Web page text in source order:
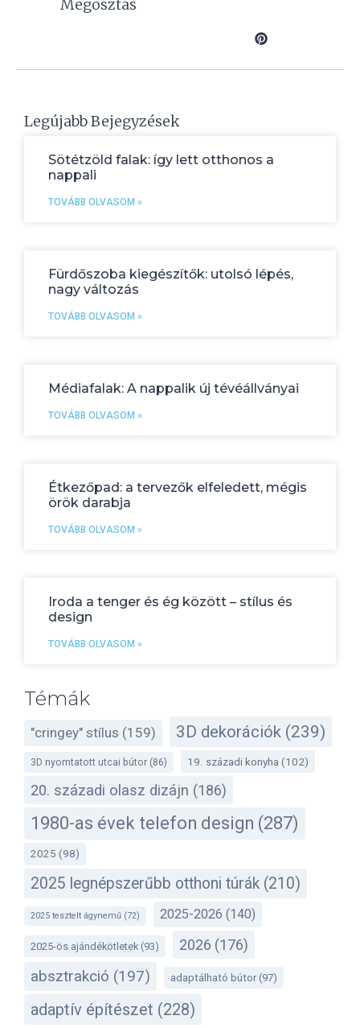
Megosztás
Legújabb Bejegyzések
Sötétzöld falak: így lett otthonos a
nappali
TOVÁBB OLVASOM »
Fürdőszoba kiegészítők: utolsó lépés,
nagy változás
TOVÁBB OLVASOM »
Médiafalak: A nappalik új tévéállványai
TOVÁBB OLVASOM »
Étkezőpad: a tervezők elfeledett, mégis
örök darabja
TOVÁBB OLVASOM »
Iroda a tenger és ég között – stílus és
design
TOVÁBB OLVASOM »
Témák
"cringey" stílus (159) 3D dekorációk (239)
3D nyomtatott utcai bútor (86) 19. századi konyha (102)
20. századi olasz dizájn (186)
1980-as évek telefon design (287)
2025 (98)
2025 legnépszerűbb otthoni túrák (210)
2025 tesztelt ágynemű (72) 2025-2026 (140)
2025-ös ajándékötletek (93) 2026 (176)
absztrakció (197) adaptálható bútor(97)
adaptív építészet (228)